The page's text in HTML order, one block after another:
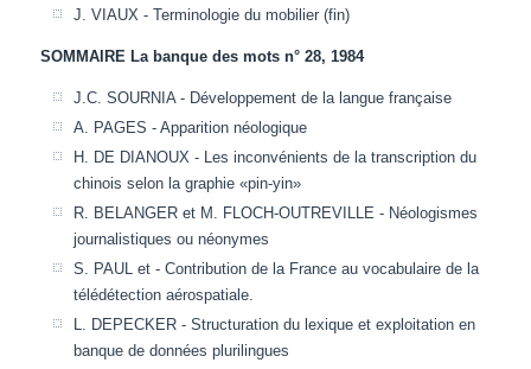
J. VIAUX - Terminologie du mobilier (fin)
SOMMAIRE La banque des mots n° 28, 1984
J.C. SOURNIA - Développement de la langue française
A. PAGES - Apparition néologique
H. DE DIANOUX - Les inconvénients de la transcription du
chinois selon la graphie «pin-yin»
R. BELANGER et M. FLOCH-OUTREVILLE - Néologismes
journalistiques ou néonymes
S. PAUL et - Contribution de la France au vocabulaire de la
télédétection aérospatiale.
L. DEPECKER - Structuration du lexique et exploitation en
banque de données plurilingues